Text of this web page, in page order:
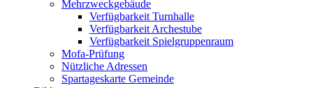
Mehrzweckgebäude
Verfügbarkeit Turnhalle
Verfügbarkeit Archestube
Verfügbarkeit Spielgruppenraum
Mofa-Prüfung
Nützliche Adressen
Spartageskarte Gemeinde